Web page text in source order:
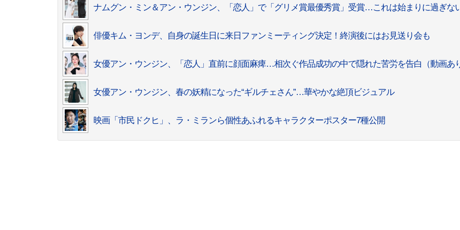
ナムグン・ミン＆アン・ウンジン、「恋人」で「グリメ賞最優秀賞」受賞…これは始まりに過ぎな
俳優キム・ヨンデ、自身の誕生日に来日ファンミーティング決定！終演後にはお見送り会も
女優アン・ウンジン、「恋人」直前に顔面麻痺…相次ぐ作品成功の中で隠れた苦労を告白（動画あ
女優アン・ウンジン、春の妖精になった“ギルチェさん”…華やかな絶頂ビジュアル
映画「市民ドクヒ」、ラ・ミランら個性あふれるキャラクターポスター7種公開